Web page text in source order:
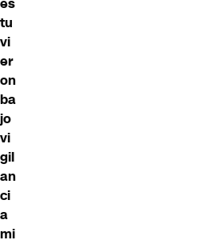
tu
vi
er
on
ba
jo
vi
gil
an
ci
a
mi